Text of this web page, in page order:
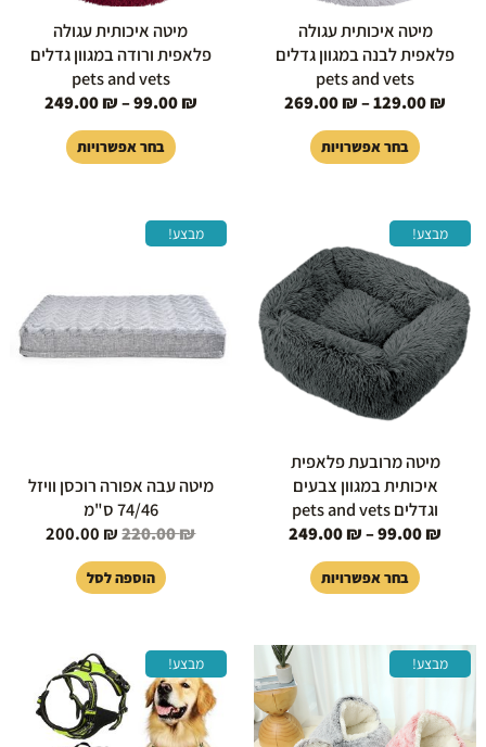
מיטה איכותית עגולה
פלאפית לבנה במגוון גדלים
pets and vets
129.00₪
–
269.00₪
בחר אפשרויות
בעמוד
המוצר
מיטה איכותית עגולה
פלאפית ורודה במגוון גדלים
pets and vets
99.00₪
–
249.00₪
בחר אפשרויות
בעמוד
המוצר
מבצע!
מיטה מרובעת פלאפית
איכותית במגוון צבעים
וגדלים pets and vets
99.00₪
–
249.00₪
עד
⁦249.00 ₪⁩
בחר אפשרויות
זה
יש
מספר
סוגים.
ניתן
לבחור
את
האפשרויות
המוצר
מבצע!
מיטה עבה אפורה רוכסן וויזל
74/46 ס"מ
220.00₪
220.00 ₪.
200.00 ₪
₪.
הוספה לסל
מבצע!
טווח
מחירים:
⁦139.00 ₪⁩
עד
יש
מספר
מבצע!
המחיר
המקורי
היה:
89.00 ₪.
הנוכחי
הוא:
59.00 ₪.
למוצר
זה
יש
מספר